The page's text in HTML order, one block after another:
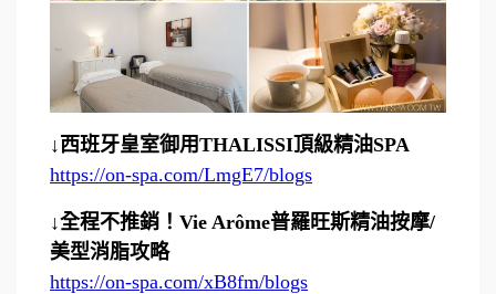
↓西班牙皇室御用THALISSI頂級精油SPA
https://on-spa.com/LmgE7/blogs
↓全程不推銷！Vie Arôme普羅旺斯精油按摩/
美型消脂攻略
https://on-spa.com/xB8fm/blogs